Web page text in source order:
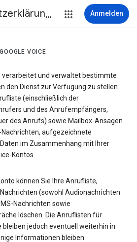
Datenschutzerklärung & Nutzungsbedingungen Anmelden
VOICE
verarbeitet und verwaltet bestimmte
den Dienst zur Verfügung zu stellen.
(einschließlich der
und des Anrufempfängers,
des Anrufs) sowie Mailbox-Ansagen
aufgezeichnete
im Zusammenhang mit Ihrer
Kontos.
können Sie Ihre Anrufliste,
(sowohl Audionachrichten
Nachrichten sowie
löschen. Die Anruflisten für
jedoch eventuell weiterhin in
Informationen bleiben